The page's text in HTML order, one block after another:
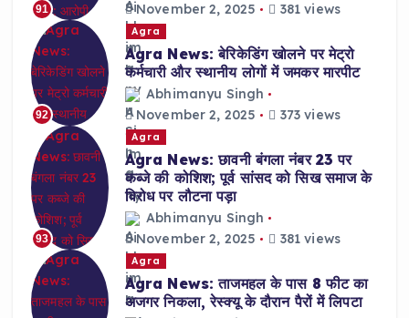
91
November 2, 2025
381 views
92
Agra
Agra News: बेरिकेडिंग खोलने पर मेट्रो
कर्मचारी और स्थानीय लोगों में जमकर मारपीट
Abhimanyu Singh
November 2, 2025
373 views
93
Agra
Agra News: छावनी बंगला नंबर 23 पर
कब्जे की कोशिश; पूर्व सांसद को सिख समाज के
विरोध पर लौटना पड़ा
Abhimanyu Singh
November 2, 2025
381 views
Agra
Agra News: ताजमहल के पास 8 फीट का
अजगर निकला, रेस्क्यू के दौरान पैरों में लिपटा